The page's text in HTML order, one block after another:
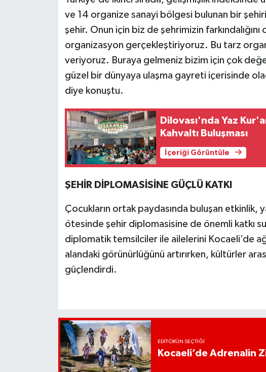
ve 14 organize sanayi bölgesi bulunan bir
şehir. Onun için biz de şehrimizin
organizasyon gerçekleştiriyoruz. Bu tarz
veriyoruz. Buraya gelmeniz bizim için çok
güzel bir dünyaya ulaşma gayreti içerisinde
diye konuştu.
Dilovası'nda Yaz
Kahvaltı Buluşması
İçeriği Görüntüle
ŞEHİR DİPLOMASİSİNE GÜÇLÜ KATKI
Çocukların ortak paydasında buluşan etkinlik,
ötesinde şehir diplomasisine de önemli katkı
diplomatik temsilciler ile ailelerini Kocaeli’de
alandaki görünürlüğünü artırırken, kültürler
güçlendirdi.
EDITÖRÜN SEÇTIĞI
Kocaeli’de Adrenalin